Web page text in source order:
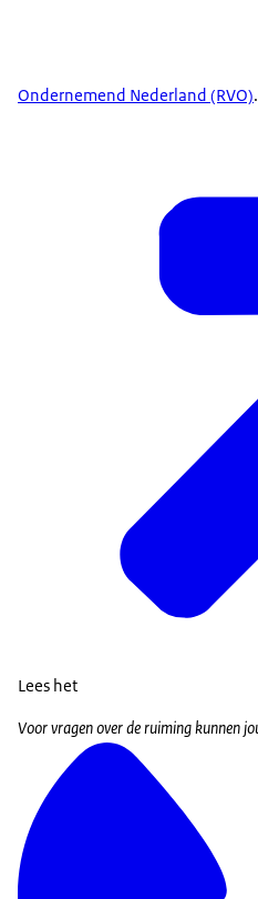
Ondernemend Nederland (RVO).
Lees het
Voor vragen over de ruiming kunnen